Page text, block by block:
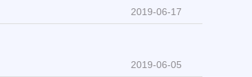
2019-06-17
2019-06-05